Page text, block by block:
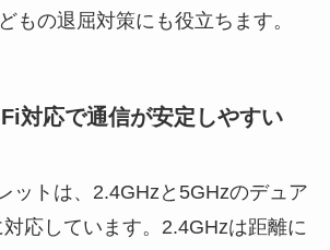
もの退屈対策にも役立ちます。
対応で通信が安定しやすい
ットは、2.4GHzと5GHzのデュア
応しています。2.4GHzは距離に